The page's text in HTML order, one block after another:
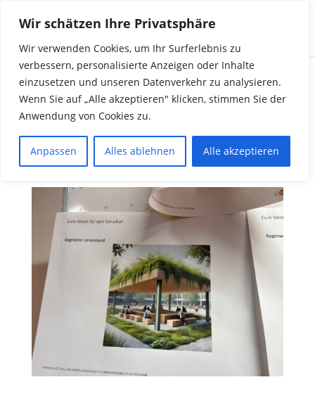
Wir schätzen Ihre Privatsphäre
Wir verwenden Cookies, um Ihr Surferlebnis zu
verbessern, personalisierte Anzeigen oder Inhalte
einzusetzen und unseren Datenverkehr zu analysieren.
Wenn Sie auf „Alle akzeptieren" klicken, stimmen Sie der
Anwendung von Cookies zu.
Anpassen Alles ablehnen Alle akzeptieren
Jugendbeteiligung
Studie zur
Klimaanpassung
Kattenturm